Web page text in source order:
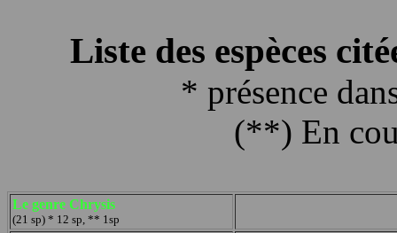
Liste des espèces
* présence
(**) En
Le genre Chrysis
(21 sp) * 12 sp, ** 1sp